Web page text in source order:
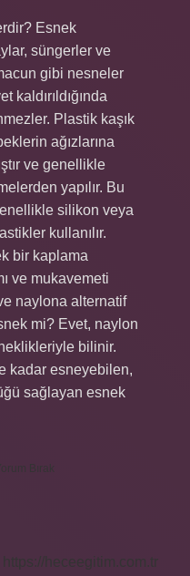
Esnek
süngerler ve
gibi nesneler
kaldırıldığında
Plastik kaşık
ağızlarına
ve genellikle
yapılır. Bu
silikon veya
kullanılır.
bir kaplama
ve mukavemeti
naylona alternatif
mi? Evet, naylon
bilinir.
kadar esneyebilen,
sağlayan esnek
Yorum Bırak
https://heceegitim.com.tr